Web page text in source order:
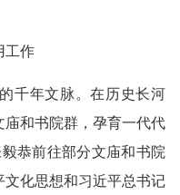
作
年文脉。在历史长河
和书院群，孕育一代代
恭前往部分文庙和书院
化思想和习近平总书记